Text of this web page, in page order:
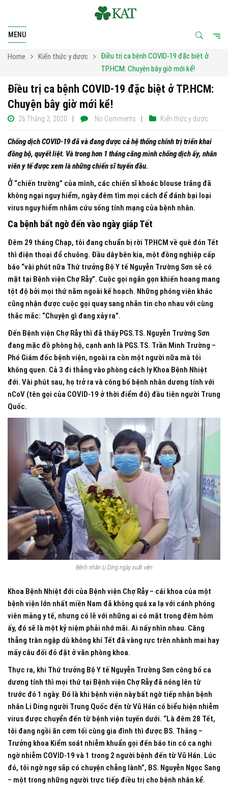
MENU
Home Kiến thức y dược
Điều trị ca bệnh COVID-19 đặc biệt ở
TP.HCM: Chuyện bây giờ mới kể!
Điều trị ca bệnh COVID-19 đặc biệt ở TP.HCM:
Chuyện bây giờ mới kể!
26 Tháng 2, 2020 Kiến thức y dược
No Comments
Chống dịch COVID-19 đã và đang được cả hệ thống chính trị triển khai
đồng bộ, quyết liệt. Và trong hơn 1 tháng căng mình chống dịch ấy, nhân
viên y tế được xem là những chiến sĩ tuyến đầu.
Ở “chiến trường” của mình, các chiến sĩ khoác blouse trắng đã
không ngại nguy hiểm, ngày đêm tìm mọi cách để đánh bại loại
virus nguy hiểm nhằm cứu sống tính mạng của bệnh nhân.
Ca bệnh bất ngờ đến vào ngày giáp Tết
Đêm 29 tháng Chạp, tôi đang chuẩn bị rời TP.HCM về quê đón Tết
thì điện thoại đổ chuông. Đầu dây bên kia, một đồng nghiệp cấp
báo “vài phút nữa Thứ trưởng Bộ Y tế Nguyễn Trường Sơn sẽ có
mặt tại Bệnh viện Chợ Rẫy”. Cuộc gọi ngắn gọn khiến hoang mang
tột độ bởi mọi thứ nằm ngoài kế hoạch. Những phóng viên khác
cũng nhận được cuộc gọi quay sang nhắn tin cho nhau với cùng
thắc mắc: “Chuyện gì đang xảy ra”.
Đến Bệnh viện Chợ Rẫy thì đã thấy PGS.TS. Nguyễn Trường Sơn
đang mặc đồ phòng hộ, cạnh anh là PGS.TS. Trần Minh Trường –
Phó Giám đốc bệnh viện, ngoài ra còn một người nữa mà tôi
không quen. Cả 3 đi thẳng vào phòng cách ly Khoa Bệnh Nhiệt
đới. Vài phút sau, họ trở ra và công bố bệnh nhân dương tính với
nCoV (tên gọi của COVID-19 ở thời điểm đó) đầu tiên người Trung
Quốc.
Bệnh nhân Li Ding ngày xuất viện
Khoa Bệnh Nhiệt đới của Bệnh viện Chợ Rẫy – cái khoa của một
bệnh viện lớn nhất miền Nam đã không quá xa lạ với cánh phóng
viên mảng y tế, nhưng có lẽ với những ai có mặt trong đêm hôm
ấy, đó sẽ là một kỷ niệm phải nhớ mãi. Ai nấy nhìn nhau. Căng
thẳng tràn ngập dù không khí Tết đã vàng rực trên nhành mai hay
mấy câu đối đỏ đặt ở văn phòng khoa.
Thực ra, khi Thứ trưởng Bộ Y tế Nguyễn Trường Sơn công bố ca
dương tính thì mọi thứ tại Bệnh viện Chợ Rẫy đã nóng lên từ
trước đó 1 ngày. Đó là khi bệnh viện này bất ngờ tiếp nhận bệnh
nhân Li Ding người Trung Quốc đến từ Vũ Hán có biểu hiện nhiễm
virus được chuyển đến từ bệnh viện tuyến dưới. “Là đêm 28 Tết,
tôi đang ngồi ăn cơm tối cùng gia đình thì được BS. Thắng –
Trưởng khoa Kiểm soát nhiễm khuẩn gọi đến báo tin có ca nghi
ngờ nhiễm COVID-19 và 1 trong 2 người bệnh đến từ Vũ Hán. Lúc
đó, tôi ngờ ngợ sắp có chuyện chẳng lành”, BS. Nguyễn Ngọc Sang
– một trong những người trực tiếp điều trị cho bệnh nhân kể.